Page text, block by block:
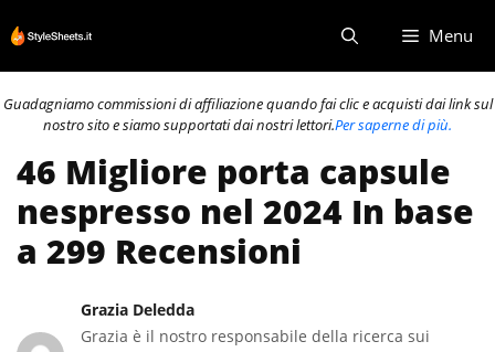
al
contenuto
Menu
Guadagniamo commissioni di affiliazione quando fai clic e acquisti dai link sul
nostro sito e siamo supportati dai nostri lettori.Per saperne di più.
46 Migliore porta capsule
nespresso nel 2024 In base
a 299 Recensioni
Grazia Deledda
Grazia è il nostro responsabile della ricerca sui